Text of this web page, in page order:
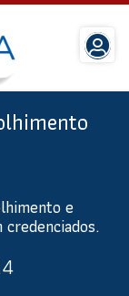
e
credenciados.